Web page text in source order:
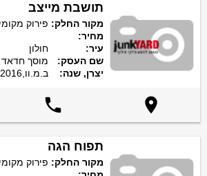
תושבת מייצב
מקור החלק: פירוק מקומי
מחיר:
עיר:
חולון
שם העסק:
מוסך חדאד
יצרן, שנה:
ב.מ.וו,2016


תפוח הגה
מקור החלק: פירוק מקומי